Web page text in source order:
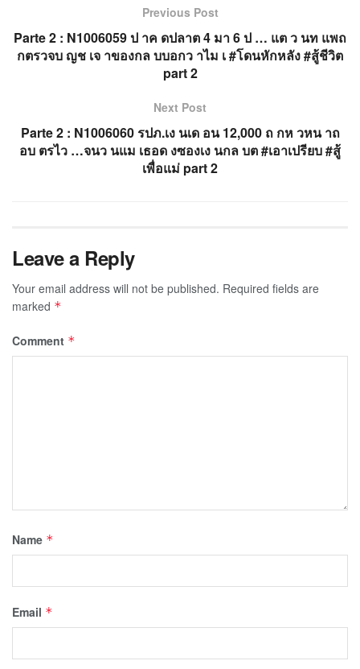
Previous Post
Parte 2 : N1006059 ป าค ดปลาต 4 มา 6 ป … แต ว นท แพถ
กตรวจบ ญช เจ าของกล บบอกว าไม เ #โดนหักหลัง #สู้ชีวิต
part 2
Next Post
Parte 2 : N1006060 รปภ.เง นเด อน 12,000 ถ กห วหน าถ
อบ ตรไว …จนว นแม เธอด งซองเง นกล บต #เอาเปรียบ #สู้
เพื่อแม่ part 2
Leave a Reply
Your email address will not be published. Required fields are
marked *
Comment *
Name *
Email *